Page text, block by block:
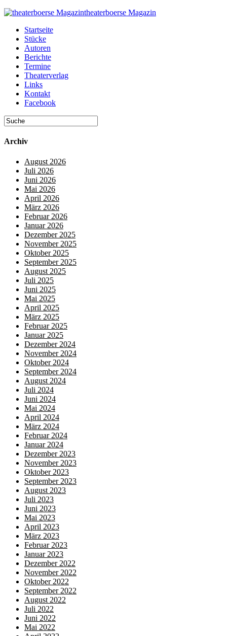
theaterboerse Magazin
Startseite
Stücke
Autoren
Berichte
Termine
Theaterverlag
Links
Kontakt
Facebook
Archiv
August 2026
Juli 2026
Juni 2026
Mai 2026
April 2026
März 2026
Februar 2026
Januar 2026
Dezember 2025
November 2025
Oktober 2025
September 2025
August 2025
Juli 2025
Juni 2025
Mai 2025
April 2025
März 2025
Februar 2025
Januar 2025
Dezember 2024
November 2024
Oktober 2024
September 2024
August 2024
Juli 2024
Juni 2024
Mai 2024
April 2024
März 2024
Februar 2024
Januar 2024
Dezember 2023
November 2023
Oktober 2023
September 2023
August 2023
Juli 2023
Juni 2023
Mai 2023
April 2023
März 2023
Februar 2023
Januar 2023
Dezember 2022
November 2022
Oktober 2022
September 2022
August 2022
Juli 2022
Juni 2022
Mai 2022